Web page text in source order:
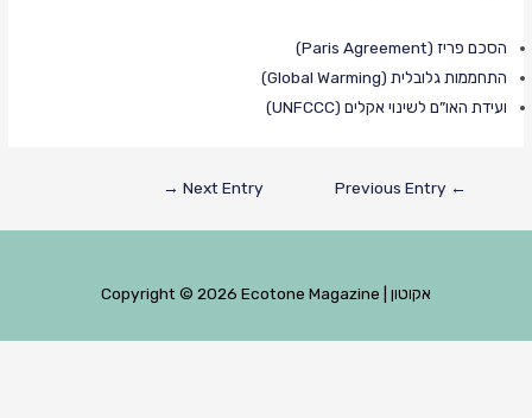
הסכם פריז (Paris Agreement)
התחממות גלובלית (Global Warming)
ועידת האו”ם לשינוי אקלים (UNFCCC)
Post
Navigation
←
Next Entry
→
Copyright © 2026 Ecotone Magazine | אקוטון